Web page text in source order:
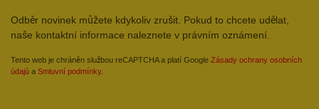
Odběr novinek můžete kdykoliv zrušit. Pokud to chcete udělat,
naše kontaktní informace naleznete v právním oznámení.
Tento web je chráněn službou reCAPTCHA a platí Google Zásady ochrany osobních
údajů a Smluvní podmínky.